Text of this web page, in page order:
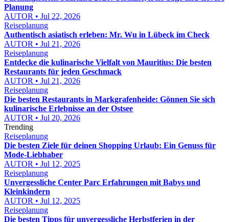
Planung
AUTOR • Jul 22, 2026
Reiseplanung
Authentisch asiatisch erleben: Mr. Wu in Lübeck im Check
AUTOR • Jul 21, 2026
Reiseplanung
Entdecke die kulinarische Vielfalt von Mauritius: Die besten
Restaurants für jeden Geschmack
AUTOR • Jul 21, 2026
Reiseplanung
Die besten Restaurants in Markgrafenheide: Gönnen Sie sich
kulinarische Erlebnisse an der Ostsee
AUTOR • Jul 20, 2026
Trending
Reiseplanung
Die besten Ziele für deinen Shopping Urlaub: Ein Genuss für
Mode-Liebhaber
AUTOR • Jul 12, 2025
Reiseplanung
Unvergessliche Center Parc Erfahrungen mit Babys und
Kleinkindern
AUTOR • Jul 12, 2025
Reiseplanung
Die besten Tipps für unvergessliche Herbstferien in der